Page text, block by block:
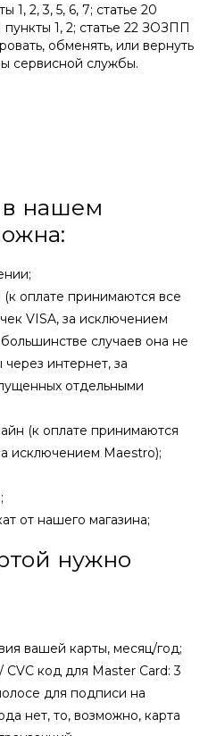
1, 2, 3, 5, 6, 7; статье 20
пункты 1, 2; статье 22 ЗОЗПП
обменять, или вернуть
сервисной службы.
в нашем
оплате принимаются все
VISA, за исключением
случаев она не
интернет, за
отдельными
(к оплате принимаются
исключением Maestro);
от нашего магазина;
нужно
вашей карты, месяц/год;
CVC код для Master Card: 3
для подписи на
нет, то, возможно, карта